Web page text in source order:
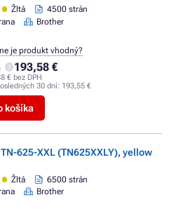
Žltá
4500 strán
Brother
193,58 €
€ bez DPH
30 dní: 193,55 €
košíka
je produkt vhodný?
625-XXL (TN625XXLY), yellow
Žltá
6500 strán
Brother